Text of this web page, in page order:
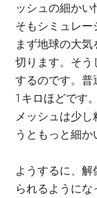
ッシュの細か
そもシミュレー
まず地球の大
切ります。そう
するのです。普
1キロほどです
メッシュは少
うともっと細か
ようするに、
られるようにな